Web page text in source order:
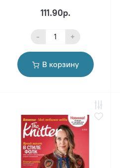
111.90р.
- +
В корзину